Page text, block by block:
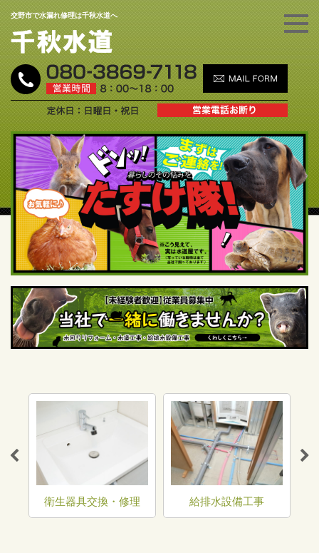
交野市で水漏れ修理は千秋水道へ
衛生器具交換・修理 給排水設備工事